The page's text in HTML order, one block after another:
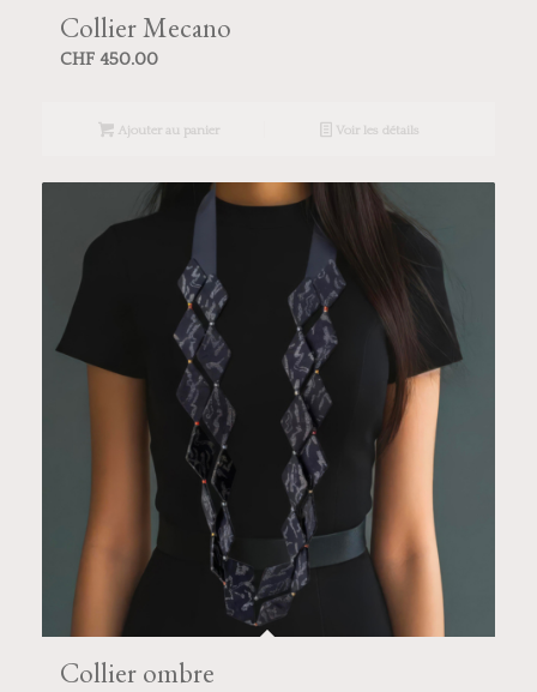
Collier Mecano
CHF450.00
Ajouter au panier Voir les détails
Collier ombre